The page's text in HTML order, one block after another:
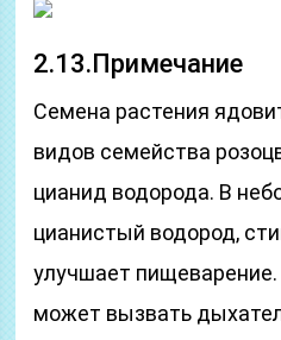
2.13.Примечание
Семена растения
видов семейства
цианид водорода. В
цианистый водород,
улучшает
может вызвать